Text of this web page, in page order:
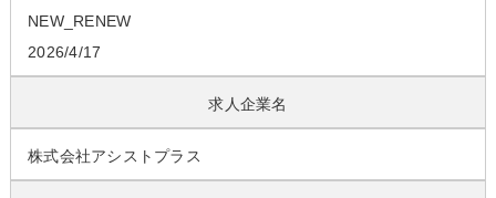
NEW_RENEW
2026/4/17
求人企業名
株式会社アシストプラス